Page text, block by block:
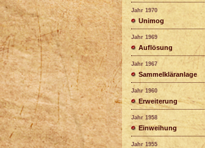
Jahr 1970
Unimog
Jahr 1969
Auflösung
Jahr 1967
Sammelkläranlage
Jahr 1960
Erweiterung
Jahr 1958
Einweihung
Jahr 1955